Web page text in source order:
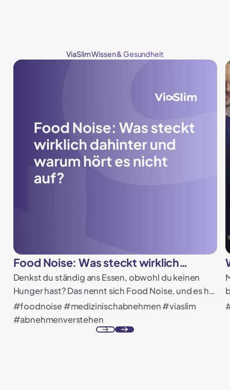
ViaSlim Wissen & Gesundheit
Food Noise: Was steckt wirklich
dahinter und warum hört es nicht auf?
Denkst du ständig ans Essen, obwohl du keinen
Hunger hast? Das nennt sich Food Noise, und es hat
nichts mit Disziplin zu tun. Erfahre, was
dahintersteckt und was wirklich hilft.
#foodnoise #medizinischabnehmen #viaslim
#abnehmenverstehen
PreviousProssimo